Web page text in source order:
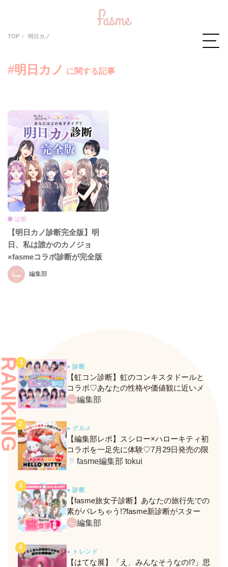
TOP 明日カノ
#明日カノ に関する記事
編集部
診断
【明日カノ診断完全版】明
日、私は誰かのカノジョ
×fasmeコラボ診断が完全版
でリニューアル！
● 診断
【虹コン診断】虹のコンキスタドールと
コラボ♡あなたの性格や価値観に近いメ
ンバーがわかる、fasmeの新診断がスター
編集部
● グルメ
【編集部レポ】スシロー×ハローキティ初
コラボを一足先に体験♡7月29日発売の限
定メニュー＆グッズをレポ！
fasme編集部 tokui
● 診断
【fasme旅女子診断】あなたの旅行先での
素がバレちゃう!?fasme新診断がスター
ト！編集部
● トレンド
【はてな展】「え、みんなそうなの!?」思